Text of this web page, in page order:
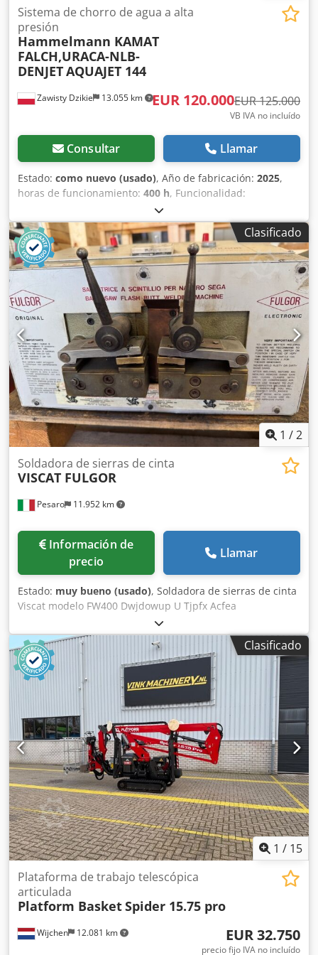
Zawisty Dzikie 13.055 km
Sistema de chorro de agua a alta
presión
Hammelmann KAMAT
FALCH,URACA-NLB-
DENJETAQUAJET 144
EUR 120.000EUR 125.000
VB IVA no incluído
Consultar Llamar
Estado: como nuevo (usado), Año de fabricación: 2025,
horas de funcionamiento: 400 h, Funcionalidad:
, presión:
kg, velocidad de rotación (mín.):1.900 rpm, capacidad de
la bomba:30 l/min, Equipamiento:placa de características
disponible, HAMMELMANN AQUAJET 144 Año: 2025 2800
BAR, 26 litros 2600 BAR, 30 litros Posibilidad de conversión
a 910 BAR / 84 LITROS Garantía del fabricante
Dwsdpfsvgrpxsx Acfsa Motor DEUTZ TCD 6.1 ST5, 140 kW
Disponible inmediatamente Tel:
Clasificado
1 /2
Pesaro 11.952 km
Soldadora de sierras de cinta
VISCAT FULGOR
Información de
precio
Llamar
Estado: muy bueno (usado), Soldadora de sierras de cinta
Viscat modelo FW400 Dwjdowup U Tjpfx Acfea
Clasificado
1 / 15
Wijchen 12.081 km
Plataforma de trabajo telescópica
articulada
Platform BasketSpider 15.75 pro
EUR 32.750
precio fijo IVA no incluído